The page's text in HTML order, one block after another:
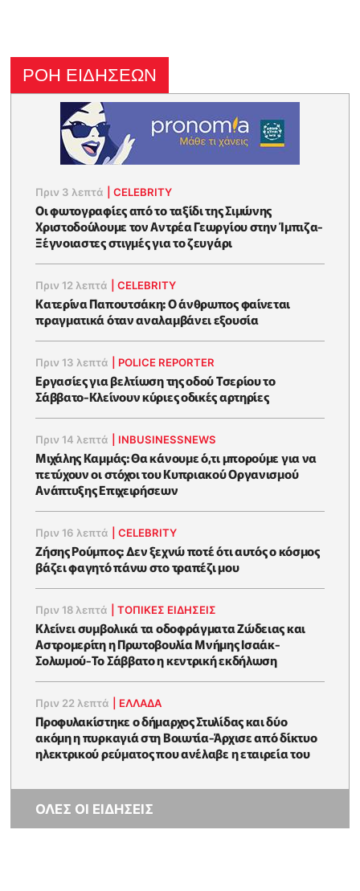
ΡΟΗ ΕΙΔΗΣΕΩΝ
Πριν 3 λεπτά |CELEBRITY
Οι φωτογραφίες από το ταξίδι της Σιμώνης
Χριστοδούλουμε τον Αντρέα Γεωργίου στην Ίμπιζα-
Ξέγνοιαστες στιγμές για το ζευγάρι
Πριν 12 λεπτά |CELEBRITY
Κατερίνα Παπουτσάκη: Ο άνθρωπος φαίνεται
πραγματικά όταν αναλαμβάνει εξουσία
Πριν 13 λεπτά POLICE REPORTER
Εργασίες για βελτίωση της οδού Τσερίου το
Σάββατο-Κλείνουν κύριες οδικές αρτηρίες
Πριν 14 λεπτά INBUSINESSNEWS
Μιχάλης Καμμάς: Θα κάνουμε ό,τι μπορούμε για να
πετύχουν οι στόχοι του Κυπριακού Οργανισμού
Ανάπτυξης Επιχειρήσεων
Πριν 16 λεπτά |CELEBRITY
Ζήσης Ρούμπος: Δεν ξεχνώ ποτέ ότι αυτός ο κόσμος
βάζει φαγητό πάνω στο τραπέζι μου
Πριν 18 λεπτά |ΤΟΠΙΚΕΣ ΕΙΔΗΣΕΙΣ
Κλείνει συμβολικά τα οδοφράγματα Ζώδειας και
Αστρομερίτη η Πρωτοβουλία Μνήμης Ισαάκ-
Σολωμού-Το Σάββατο η κεντρική εκδήλωση
Πριν 22 λεπτά ΕΛΛΑΔΑ
Προφυλακίστηκε ο δήμαρχος Στυλίδας και δύο
ακόμη η πυρκαγιά στη Βοιωτία-Άρχισε από δίκτυο
ηλεκτρικού ρεύματος που ανέλαβε η εταιρεία του
ΟΛΕΣ ΟΙ ΕΙΔΗΣΕΙΣ